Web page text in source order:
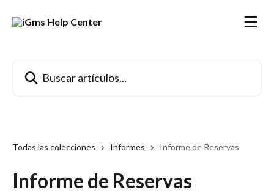
Todas las colecciones Informes Informe de Reservas
Informe de Reservas